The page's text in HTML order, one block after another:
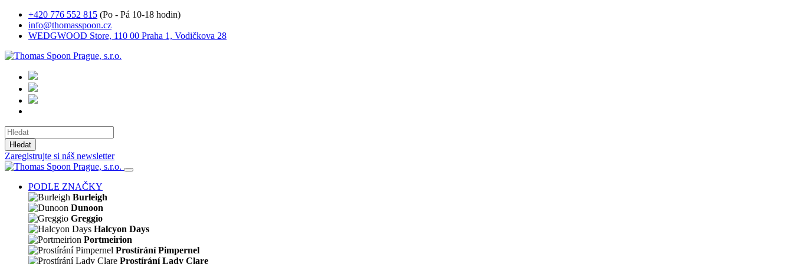
+420 776 552 815 (Po - Pá 10-18 hodin)
info@thomasspoon.cz
WEDGWOOD Store, 110 00 Praha 1, Vodičkova 28
Hledat
Zaregistrujte si náš newsletter
PODLE ZNAČKY
Burleigh
Dunoon
Greggio
Halcyon Days
Portmeirion
Prostírání Pimpernel
Prostírání Lady Clare